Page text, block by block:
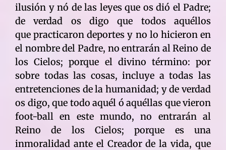
ilusión y nó de las leyes que os dió el Padre;
de verdad os digo que todos aquéllos
que practicaron deportes y no lo hicieron en
el nombre del Padre, no entrarán al Reino de
los Cielos; porque el divino término: por
sobre todas las cosas, incluye a todas las
entretenciones de la humanidad; y de verdad
os digo, que todo aquél ó aquéllas que vieron
foot-ball en este mundo, no entrarán al
Reino de los Cielos; porque es una
inmoralidad ante el Creador de la vida, que